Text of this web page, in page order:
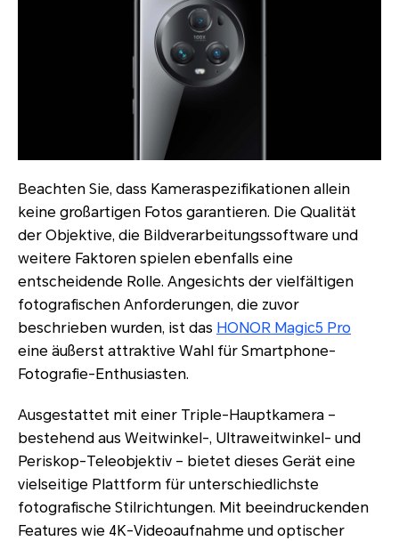
Beachten Sie, dass Kameraspezifikationen allein
keine großartigen Fotos garantieren. Die Qualität
der Objektive, die Bildverarbeitungssoftware und
weitere Faktoren spielen ebenfalls eine
entscheidende Rolle. Angesichts der vielfältigen
fotografischen Anforderungen, die zuvor
beschrieben wurden, ist das HONOR Magic5 Pro
eine äußerst attraktive Wahl für Smartphone-
Fotografie-Enthusiasten.
Ausgestattet mit einer Triple-Hauptkamera –
bestehend aus Weitwinkel-, Ultraweitwinkel- und
Periskop-Teleobjektiv – bietet dieses Gerät eine
vielseitige Plattform für unterschiedlichste
fotografische Stilrichtungen. Mit beeindruckenden
Features wie 4K-Videoaufnahme und optischer